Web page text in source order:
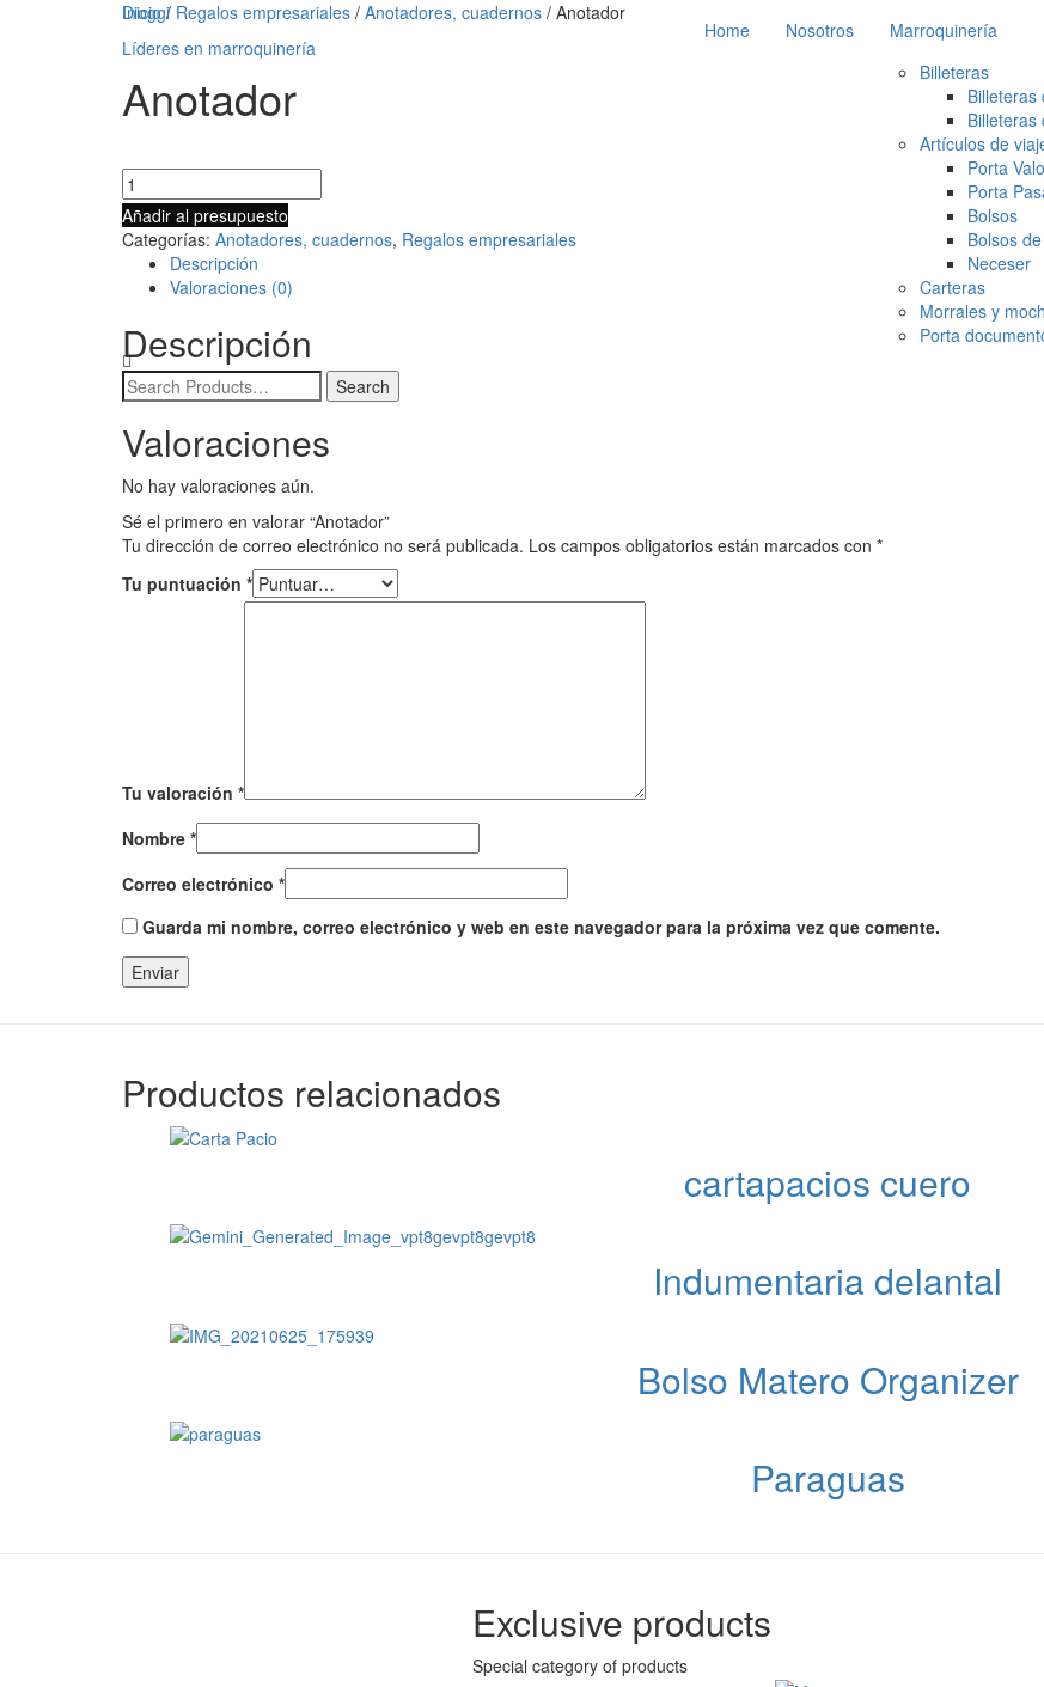
Dioggi
Líderes en marroquinería
Home Nosotros
Marroquinería
Billeteras
Billeteras
Billeteras
Artículos de
Porta
Porta
Bolsos
Bolsos
Neceser
Carteras
Morrales y
Porta
Inicio/ Regalos empresariales / Anotadores, cuadernos / Anotador
Anotador
Añadir al presupuesto
Categorías: Anotadores, cuadernos, Regalos empresariales
Descripción
Valoraciones (0)
Descripción
Valoraciones
No hay valoraciones aún.
Sé el primero en valorar “Anotador”
Tu dirección de correo electrónico no será publicada. Los campos obligatorios están marcados con *
Tu puntuación *
Tu valoración *
Nombre *
Correo electrónico *
Guarda mi nombre, correo electrónico y web en este navegador para la próxima vez que comente.
Productos relacionados
cartapacios cuero
Indumentaria delantal
Bolso Matero Organizer
Paraguas
Exclusive products
Special category of products